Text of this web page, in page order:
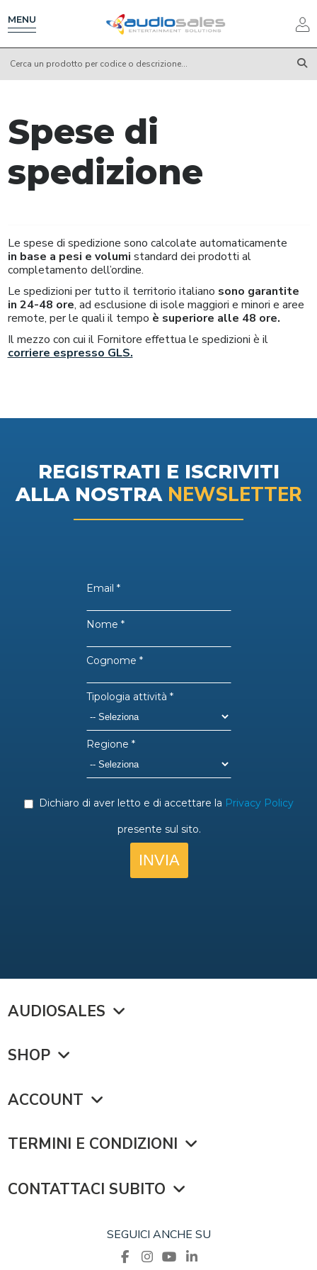
contenuto
principale
MENU
Spese di
spedizione
Le spese di spedizione sono calcolate automaticamente
in base a pesi e volumi standard dei prodotti al
completamento dell’ordine.
Le spedizioni per tutto il territorio italiano sono garantite
in 24-48 ore, ad esclusione di isole maggiori e minori e aree
remote, per le quali il tempo è superiore alle 48 ore.
Il mezzo con cui il Fornitore effettua le spedizioni è il
corriere espresso GLS.
REGISTRATI E ISCRIVITI
ALLA NOSTRA NEWSLETTER
AUDIOSALES
SHOP
ACCOUNT
TERMINI E CONDIZIONI
CONTATTACI SUBITO
SEGUICI ANCHE SU